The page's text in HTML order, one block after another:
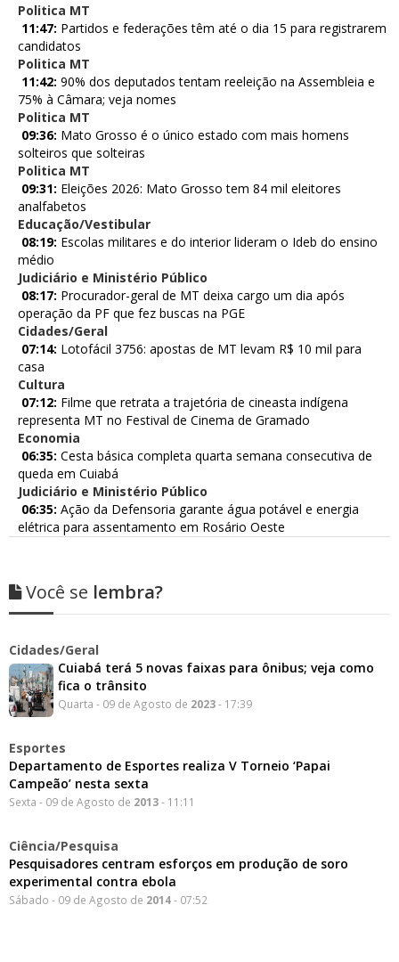
Politica MT
11:47: Partidos e federações têm até o dia 15 para registrarem
candidatos
Politica MT
11:42: 90% dos deputados tentam reeleição na Assembleia e
75% à Câmara; veja nomes
Politica MT
09:36: Mato Grosso é o único estado com mais homens
solteiros que solteiras
Politica MT
09:31: Eleições 2026: Mato Grosso tem 84 mil eleitores
analfabetos
Educação/Vestibular
08:19: Escolas militares e do interior lideram o Ideb do ensino
médio
Judiciário e Ministério Público
08:17: Procurador-geral de MT deixa cargo um dia após
operação da PF que fez buscas na PGE
Cidades/Geral
07:14: Lotofácil 3756: apostas de MT levam R$ 10 mil para
casa
Cultura
07:12: Filme que retrata a trajetória de cineasta indígena
representa MT no Festival de Cinema de Gramado
Economia
06:35: Cesta básica completa quarta semana consecutiva de
queda em Cuiabá
Judiciário e Ministério Público
06:35: Ação da Defensoria garante água potável e energia
elétrica para assentamento em Rosário Oeste
Você se lembra?
Cidades/Geral
Cuiabá terá 5 novas faixas para ônibus; veja como
fica o trânsito
Quarta - 09 de Agosto de 2023- 17:39
Esportes
Departamento de Esportes realiza V Torneio ‘Papai
Campeão’ nesta sexta
Sexta - 09 de Agosto de 2013- 11:11
Ciência/Pesquisa
Pesquisadores centram esforços em produção de soro
experimental contra ebola
Sábado - 09 de Agosto de 2014- 07:52